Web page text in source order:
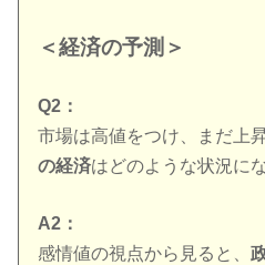
＜経済の予測＞
Q2：
市場は高値をつけ、まだ上
の経済はどのような状況に
A2：
感情値の視点から見ると、